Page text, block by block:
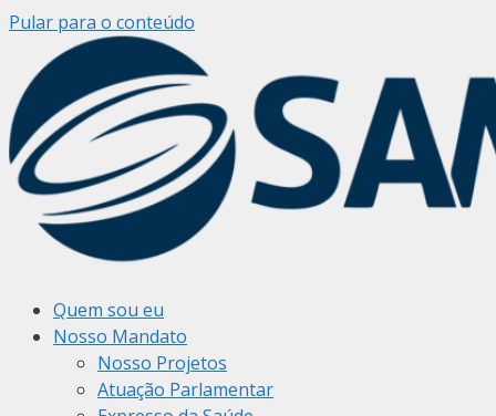
Pular para o conteúdo
Quem sou eu
Nosso Mandato
Nosso Projetos
Atuação Parlamentar